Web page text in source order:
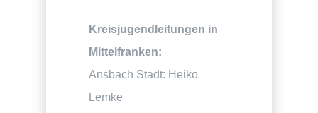
Kreisjugendleitungen in
Mittelfranken:
Ansbach Stadt: Heiko
Lemke